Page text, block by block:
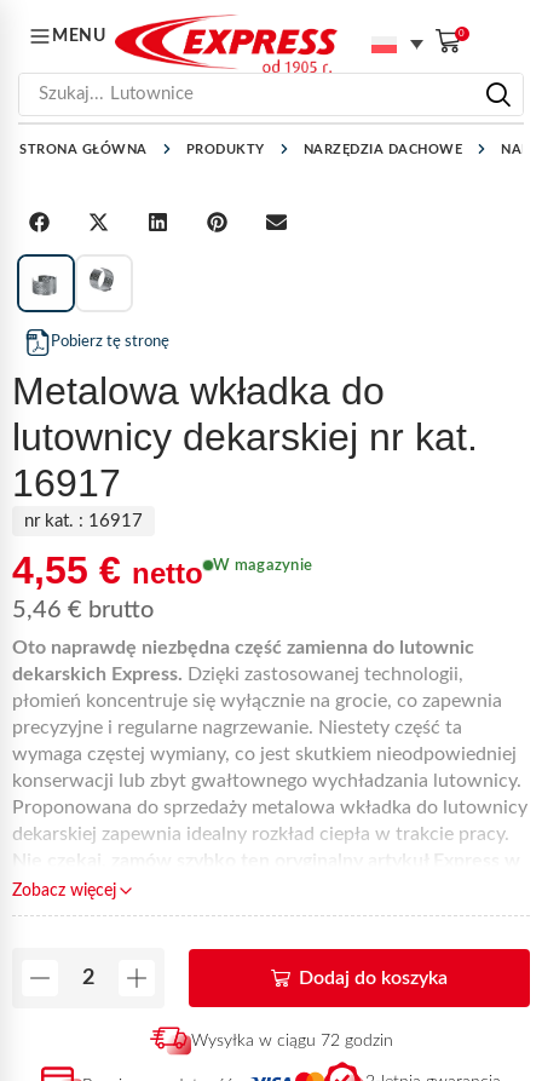
MENU 0
Szukaj... Lutownice
STRONA GŁÓWNA PRODUKTY NARZĘDZIA DACHOWE
Pobierz tę stronę
Metalowa wkładka do
lutownicy dekarskiej nr kat.
16917
nr kat. : 16917
4,55 € netto
5,46 € brutto
W magazynie
Oto naprawdę niezbędna część zamienna do lutownic
dekarskich Express. Dzięki zastosowanej technologii,
płomień koncentruje się wyłącznie na grocie, co zapewnia
precyzyjne i regularne nagrzewanie. Niestety część ta
wymaga częstej wymiany, co jest skutkiem nieodpowiedniej
konserwacji lub zbyt gwałtownego wychładzania lutownicy.
Proponowana do sprzedaży metalowa wkładka do lutownicy
dekarskiej zapewnia idealny rozkład ciepła w trakcie pracy.
Nie czekaj, zamów szybko ten oryginalny artykuł Express w
ilości minimum 2 sztuk, który dostaniesz w ciągu 72 godzin
od wpłynięcia opłaty.
Zobacz więcej
Dodaj do koszyka
Wysyłka w ciągu 72 godzin